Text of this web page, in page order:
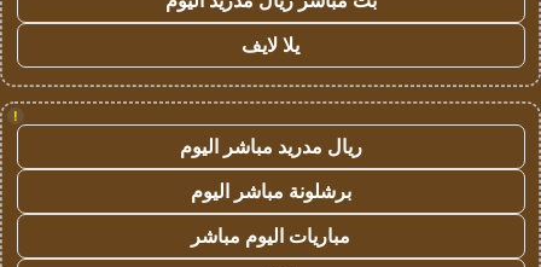
يلا لايف
!
ريال مدريد مباشر اليوم
برشلونة مباشر اليوم
مباريات اليوم مباشر